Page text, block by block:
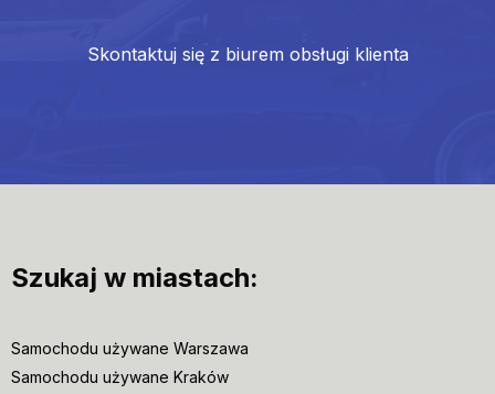
Skontaktuj się z biurem obsługi klienta
Szukaj w miastach:
Samochodu używane Warszawa
Samochodu używane Kraków